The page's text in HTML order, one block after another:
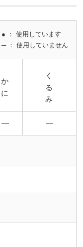
● ： 使用しています
─ ： 使用していません
かに くるみ
― ―